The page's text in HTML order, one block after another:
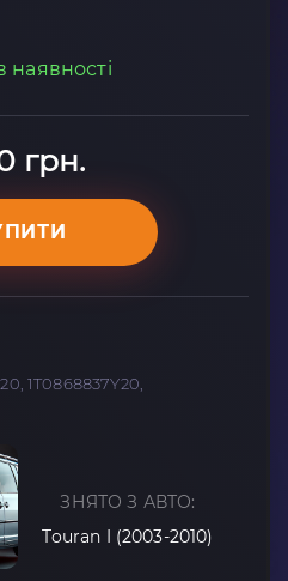
наявності
грн.
1T0868837Y20,
ЗНЯТО З АВТО:
Touran I (2003-2010)